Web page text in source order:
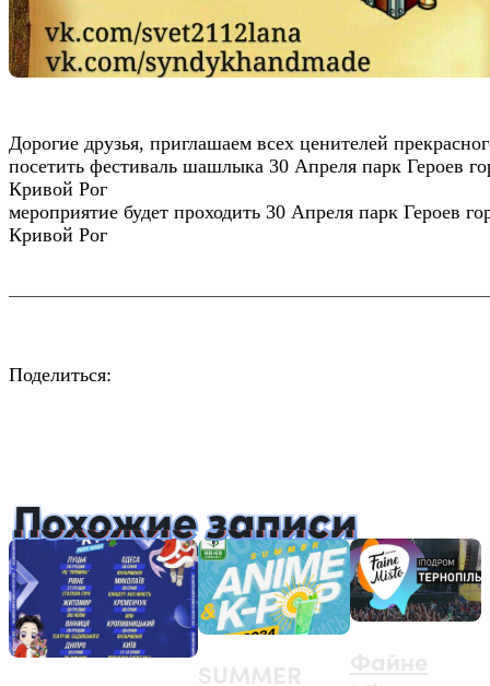
Дорогие друзья, приглашаем всех ценителей
посетить фестиваль шашлыка 30 Апреля парк Героев
Кривой Рог
мероприятие будет проходить 30 Апреля парк Героев
Кривой Рог
Поделиться:
Похожие записи